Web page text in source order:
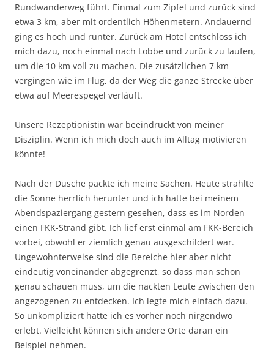
Rundwanderweg führt. Einmal zum Zipfel und zurück sind
etwa 3 km, aber mit ordentlich Höhenmetern. Andauernd
ging es hoch und runter. Zurück am Hotel entschloss ich
mich dazu, noch einmal nach Lobbe und zurück zu laufen,
um die 10 km voll zu machen. Die zusätzlichen 7 km
vergingen wie im Flug, da der Weg die ganze Strecke über
etwa auf Meerespegel verläuft.
Unsere Rezeptionistin war beeindruckt von meiner
Disziplin. Wenn ich mich doch auch im Alltag motivieren
könnte!
Nach der Dusche packte ich meine Sachen. Heute strahlte
die Sonne herrlich herunter und ich hatte bei meinem
Abendspaziergang gestern gesehen, dass es im Norden
einen FKK-Strand gibt. Ich lief erst einmal am FKK-Bereich
vorbei, obwohl er ziemlich genau ausgeschildert war.
Ungewohnterweise sind die Bereiche hier aber nicht
eindeutig voneinander abgegrenzt, so dass man schon
genau schauen muss, um die nackten Leute zwischen den
angezogenen zu entdecken. Ich legte mich einfach dazu.
So unkompliziert hatte ich es vorher noch nirgendwo
erlebt. Vielleicht können sich andere Orte daran ein
Beispiel nehmen.